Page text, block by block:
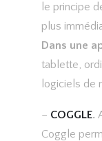
le principe
plus
Dans une
tablette,
logiciels de
– COGGLE.
Coggle